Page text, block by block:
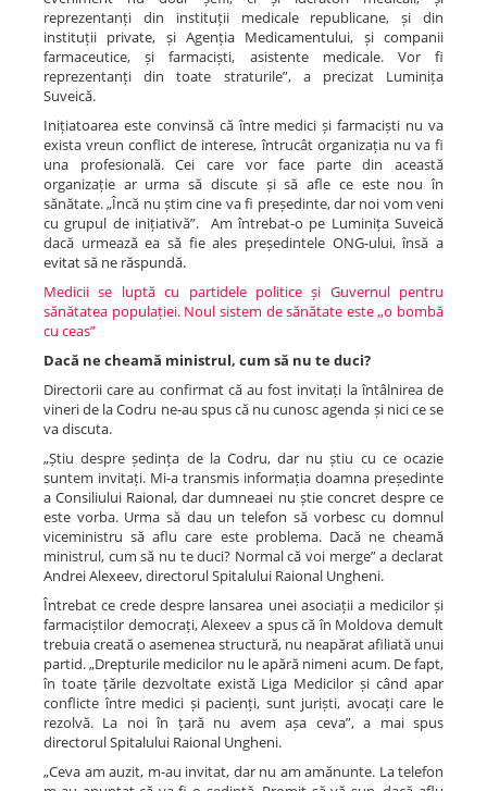
reprezentanți din instituții medicale republicane, și din
instituții private, și Agenția Medicamentului, și companii
farmaceutice, și farmaciști, asistente medicale. Vor fi
reprezentanți din toate straturile”, a precizat Luminița
Suveică.
Inițiatoarea este convinsă că între medici și farmaciști nu va
exista vreun conflict de interese, întrucât organizația nu va fi
una profesională. Cei care vor face parte din această
organizație ar urma să discute și să afle ce este nou în
sănătate. „Încă nu știm cine va fi președinte, dar noi vom veni
cu grupul de inițiativă”. Am întrebat-o pe Luminița Suveică
dacă urmează ea să fie ales președintele ONG-ului, însă a
evitat să ne răspundă.
Medicii se luptă cu partidele politice și Guvernul pentru
sănătatea populației. Noul sistem de sănătate este ,,o bombă
cu ceas”
Dacă ne cheamă ministrul, cum să nu te duci?
Directorii care au confirmat că au fost invitați la întâlnirea de
vineri de la Codru ne-au spus că nu cunosc agenda și nici ce se
va discuta.
„Știu despre ședința de la Codru, dar nu știu cu ce ocazie
suntem invitați. Mi-a transmis informația doamna președinte
a Consiliului Raional, dar dumneaei nu știe concret despre ce
este vorba. Urma să dau un telefon să vorbesc cu domnul
viceministru să aflu care este problema. Dacă ne cheamă
ministrul, cum să nu te duci? Normal că voi merge” a declarat
Andrei Alexeev, directorul Spitalului Raional Ungheni.
Întrebat ce crede despre lansarea unei asociații a medicilor și
farmaciștilor democrați, Alexeev a spus că în Moldova demult
trebuia creată o asemenea structură, nu neapărat afiliată unui
partid. „Drepturile medicilor nu le apără nimeni acum. De fapt,
în toate țările dezvoltate există Liga Medicilor și când apar
conflicte între medici și pacienți, sunt juriști, avocați care le
rezolvă. La noi în țară nu avem așa ceva”, a mai spus
directorul Spitalului Raional Ungheni.
„Ceva am auzit, m-au invitat, dar nu am amănunte. La telefon